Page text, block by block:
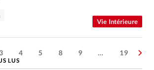
Vie Intérieure
4 5 8 9 … 19
LUS